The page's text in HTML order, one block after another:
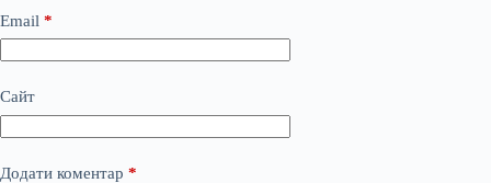
Email *
Сайт
Додати коментар *